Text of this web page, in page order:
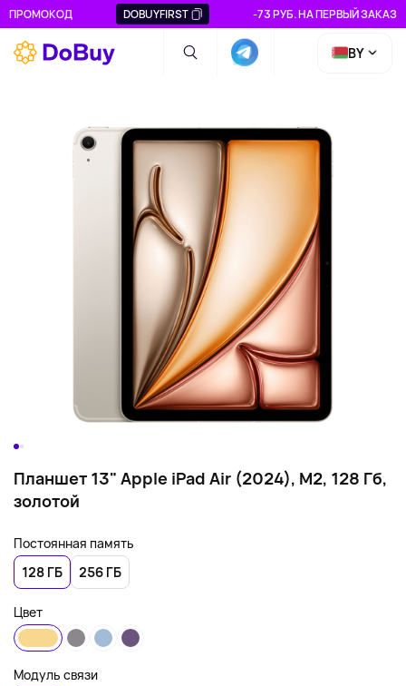
ПРОМОКОД DOBUYFIRST -73 РУБ. НА ПЕРВЫЙ ЗАКАЗ
BY
Планшет 13" Apple iPad Air (2024), M2, 128 Гб,
золотой
Постоянная память
128 ГБ
256 ГБ
Цвет
Модуль связи